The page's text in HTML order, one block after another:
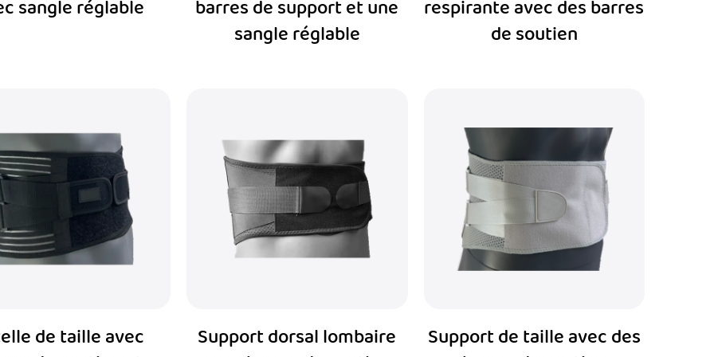
pour soulager les douleurs au bas du dos, améliorer la posture et prévenir les blessures. Leur
combinée à leur capacité à fournir un soulagement et un confort ciblés, en fait un bon choix pour
sangle réglable
barres de support et une
sangle réglable
respirante avec des barres
de soutien
de taille avec
Support dorsal lombaire
Support de taille avec des